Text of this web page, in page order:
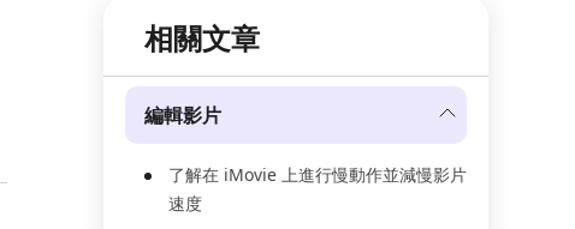
相關文章
編輯影片
了解在 iMovie 上進行慢動作並減慢影片
速度